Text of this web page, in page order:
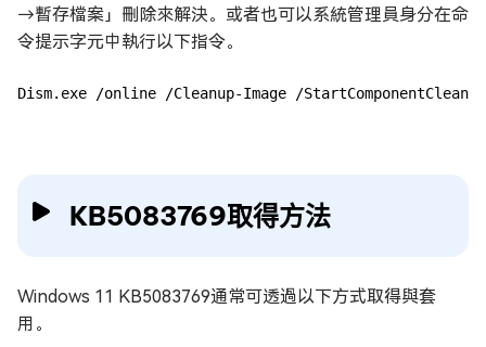
→暫存檔案」刪除來解決。或者也可以系統管理員身分在命
令提示字元中執行以下指令。
Dism.exe /online /Cleanup-Image /
KB5083769取得方法
Windows 11 KB5083769通常可透過以下方式取得與套
用。